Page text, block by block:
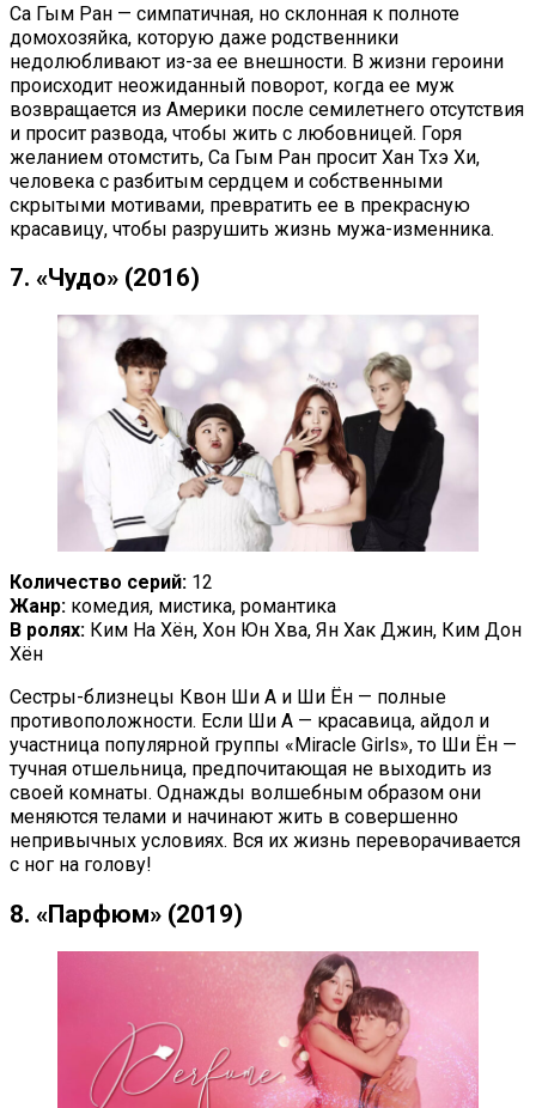
Са Гым Ран — симпатичная, но склонная к полноте
домохозяйка, которую даже родственники
недолюбливают из-за ее внешности. В жизни героини
происходит неожиданный поворот, когда ее муж
возвращается из Америки после семилетнего отсутствия
и просит развода, чтобы жить с любовницей. Горя
желанием отомстить, Са Гым Ран просит Хан Тхэ Хи,
человека с разбитым сердцем и собственными
скрытыми мотивами, превратить ее в прекрасную
красавицу, чтобы разрушить жизнь мужа-изменника.
7. «Чудо» (2016)
Количество серий: 12
Жанр: комедия, мистика, романтика
В ролях: Ким На Хён, Хон Юн Хва, Ян Хак Джин, Ким Дон
Хён
Сестры-близнецы Квон Ши А и Ши Ён — полные
противоположности. Если Ши А — красавица, айдол и
участница популярной группы «Miracle Girls», то Ши Ён —
тучная отшельница, предпочитающая не выходить из
своей комнаты. Однажды волшебным образом они
меняются телами и начинают жить в совершенно
непривычных условиях. Вся их жизнь переворачивается
с ног на голову!
8. «Парфюм» (2019)